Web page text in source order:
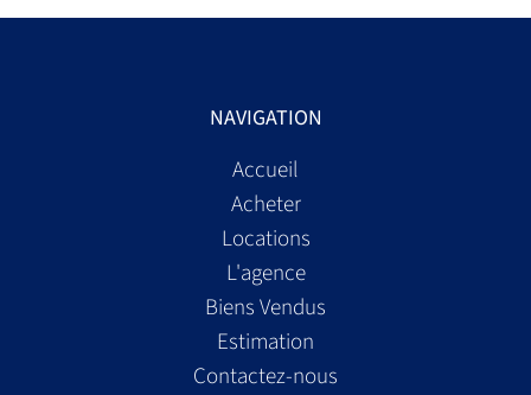
NAVIGATION
Accueil
Acheter
Locations
L'agence
Biens Vendus
Estimation
Contactez-nous